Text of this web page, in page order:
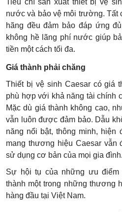
nước và bảo vệ môi trường. Tất
hãng đều đảm bảo đáp ứng
không hề lãng phí nước giúp
tiền một cách tối đa.
Giá thành phải chăng
Thiết bị vệ sinh Caesar có giá
phù hợp với khả năng tài chính
Mặc dù giá thành không cao,
vẫn luôn được đảm bảo. Dẫu
năng nổi bật, thông minh, hiện
mang thương hiệu Caesar vẫn
sử dụng cơ bản của mọi gia đình.
Sự hội tụ của những ưu điểm
thành một trong những thương
hàng đầu tại Việt Nam.